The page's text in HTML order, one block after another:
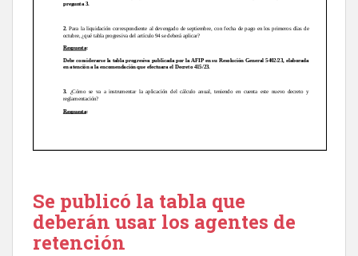
Se publicó la tabla que
deberán usar los agentes de
retención